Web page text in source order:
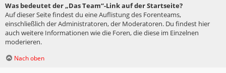
Was bedeutet der „Das Team“-Link auf der Startseite?
Auf dieser Seite findest du eine Auflistung des Forenteams,
einschließlich der Administratoren, der Moderatoren. Du findest hier
auch weitere Informationen wie die Foren, die diese im Einzelnen
moderieren.
Nach oben